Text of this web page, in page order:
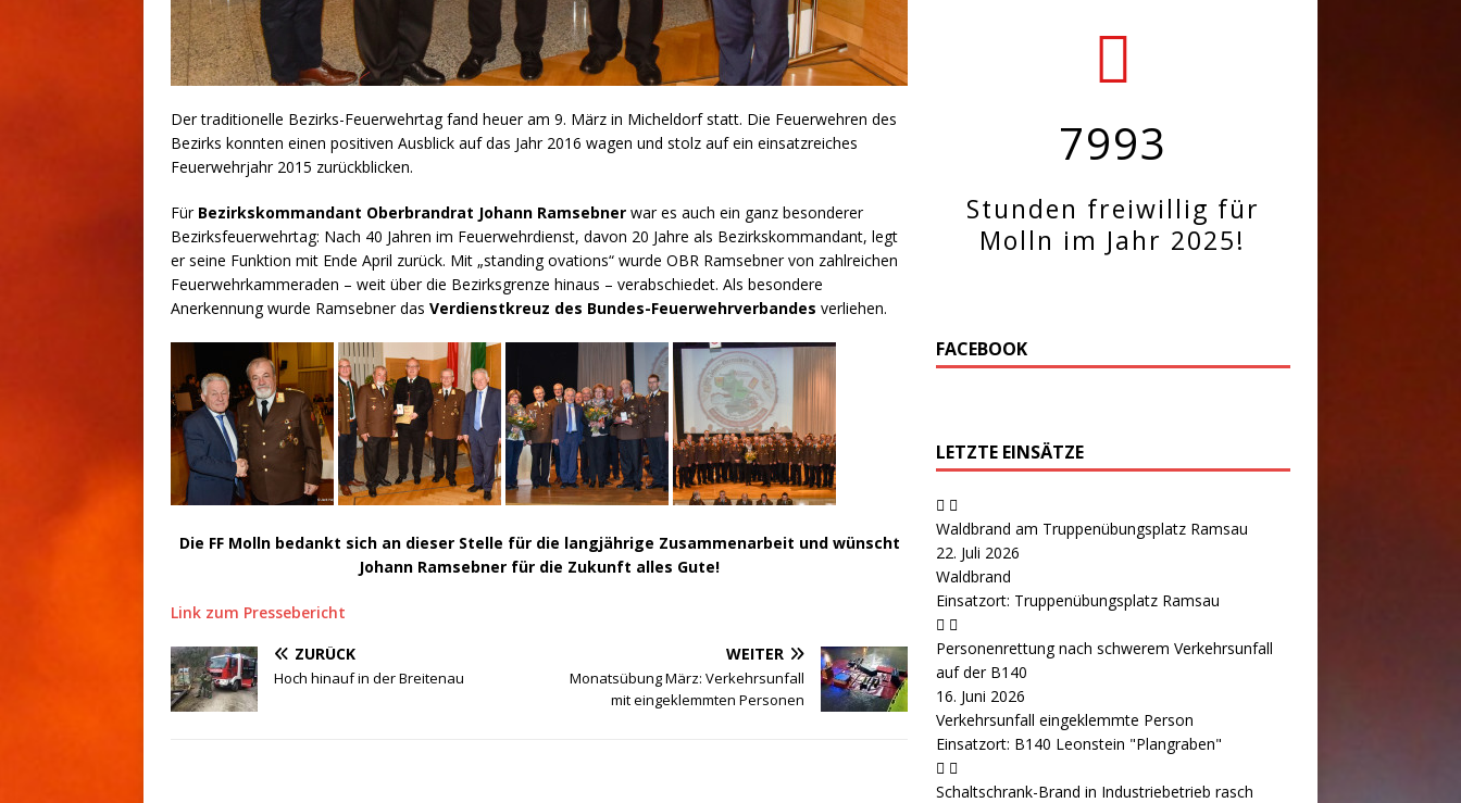
Der traditionelle Bezirks-Feuerwehrtag fand heuer am 9. März in Micheldorf statt. Die Feuerwehren des
Bezirks konnten einen positiven Ausblick auf das Jahr 2016 wagen und stolz auf ein einsatzreiches
Feuerwehrjahr 2015 zurückblicken.
Für Bezirkskommandant Oberbrandrat Johann Ramsebner war es auch ein ganz besonderer
Bezirksfeuerwehrtag: Nach 40 Jahren im Feuerwehrdienst, davon 20 Jahre als Bezirkskommandant, legt
er seine Funktion mit Ende April zurück. Mit „standing ovations“ wurde OBR Ramsebner von zahlreichen
Feuerwehrkammeraden – weit über die Bezirksgrenze hinaus – verabschiedet. Als besondere
Anerkennung wurde Ramsebner das Verdienstkreuz des Bundes-Feuerwehrverbandes verliehen.
Die FF Molln bedankt sich an dieser Stelle für die langjährige Zusammenarbeit und wünscht
Johann Ramsebner für die Zukunft alles Gute!
Link zum Pressebericht
ZURÜCK
Hoch hinauf in der Breitenau
WEITER
Monatsübung März: Verkehrsunfall
mit eingeklemmten Personen
7993
Stunden freiwillig für
Molln im Jahr 2025!
FACEBOOK
LETZTE EINSÄTZE
Waldbrand am Truppenübungsplatz Ramsau
22. Juli 2026
Waldbrand
Einsatzort: Truppenübungsplatz Ramsau
Personenrettung nach schwerem Verkehrsunfall
auf der B140
16. Juni 2026
Verkehrsunfall eingeklemmte Person
Einsatzort: B140 Leonstein "Plangraben"
Schaltschrank-Brand in Industriebetrieb rasch